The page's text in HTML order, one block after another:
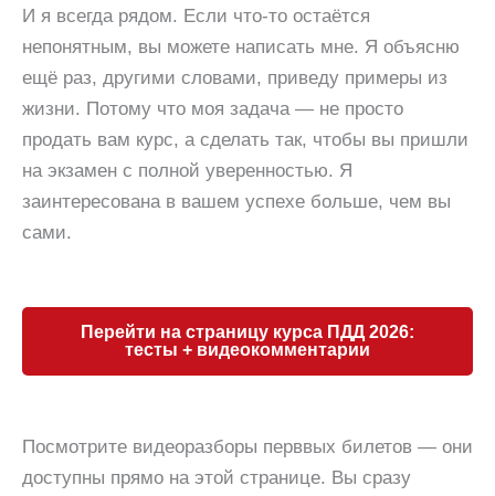
И я всегда рядом. Если что-то остаётся
непонятным, вы можете написать мне. Я объясню
ещё раз, другими словами, приведу примеры из
жизни. Потому что моя задача — не просто
продать вам курс, а сделать так, чтобы вы пришли
на экзамен с полной уверенностью. Я
заинтересована в вашем успехе больше, чем вы
сами.
Перейти на страницу курса ПДД 2026:
тесты + видеокомментарии
Посмотрите видеоразборы перввых билетов — они
доступны прямо на этой странице. Вы сразу